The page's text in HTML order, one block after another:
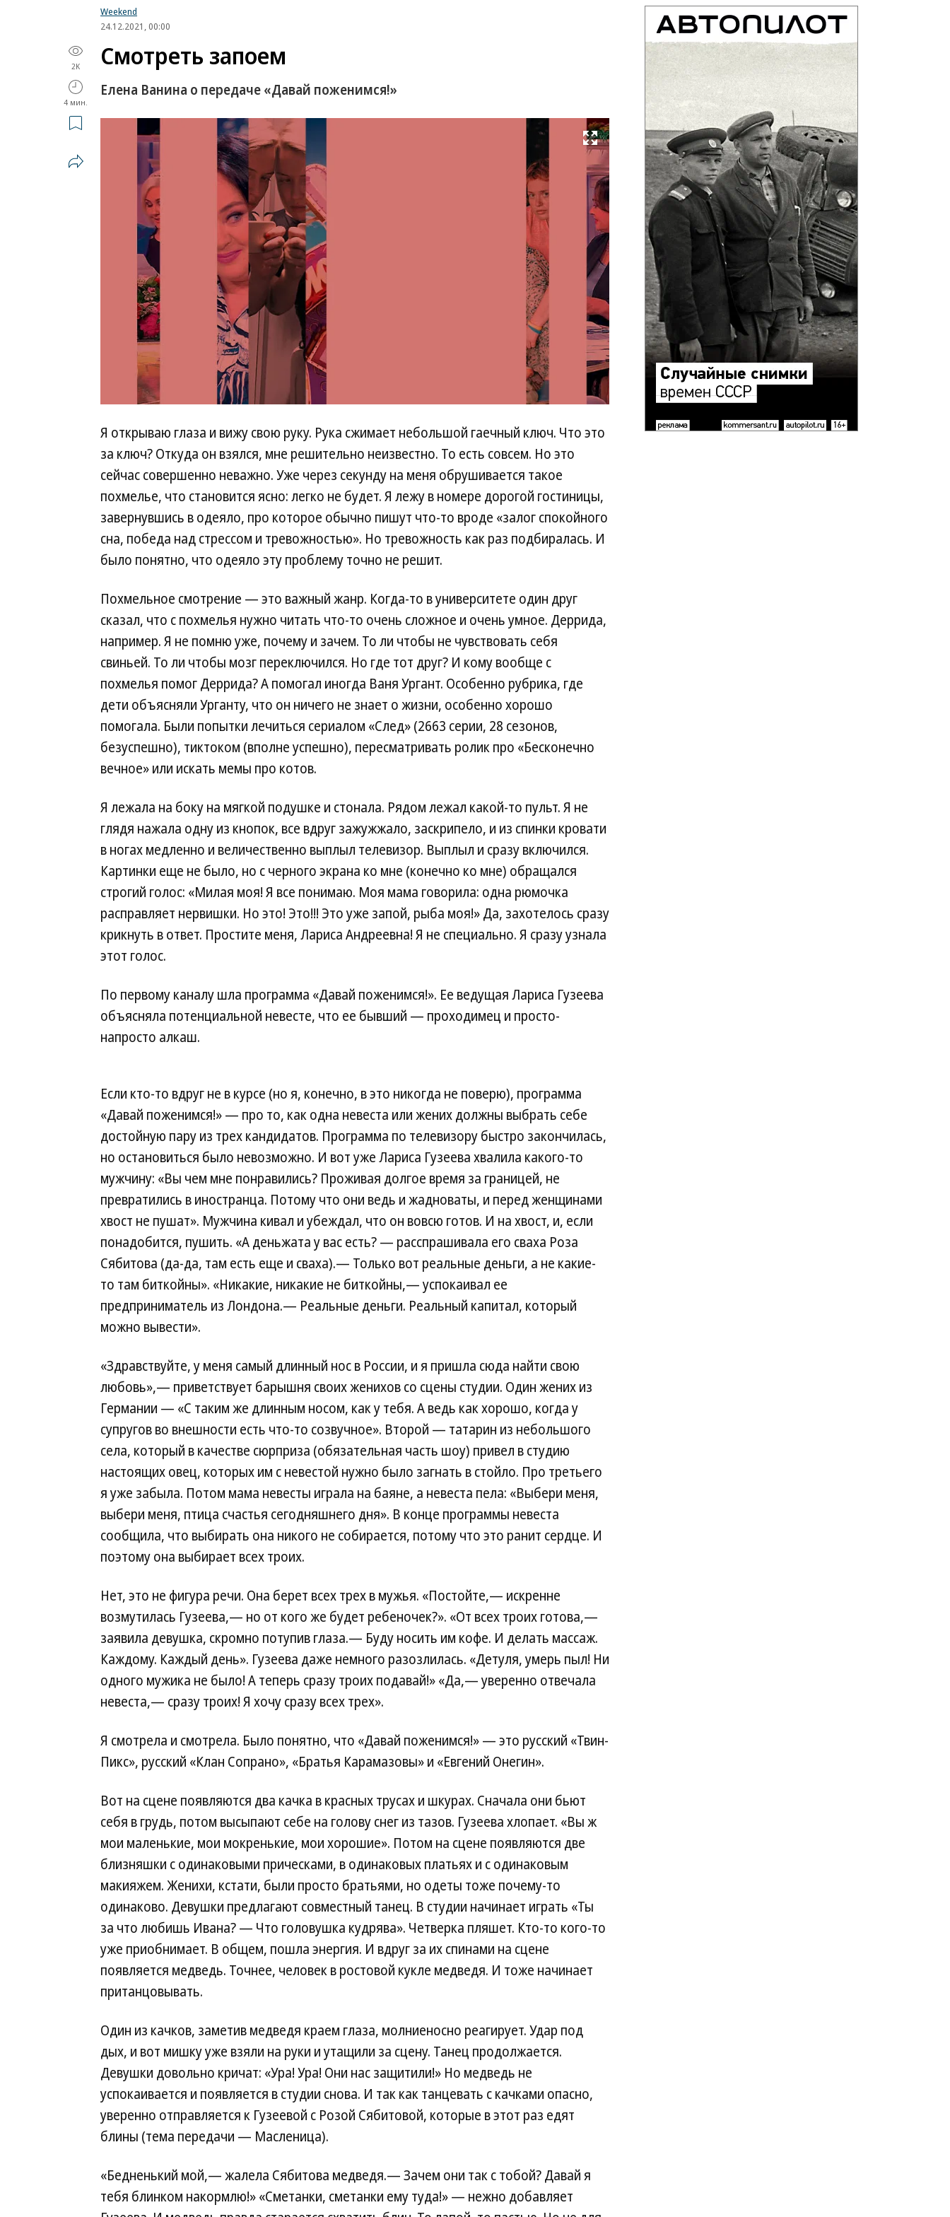
Weekend
24.12.2021, 00:00
2K
4 мин.
Смотреть запоем
Елена Ванина о передаче «Давай поженимся!»
Развернуть на весь экран
Я открываю глаза и вижу свою руку. Рука сжимает небольшой гаечный ключ. Что это
за ключ? Откуда он взялся, мне решительно неизвестно. То есть совсем. Но это
сейчас совершенно неважно. Уже через секунду на меня обрушивается такое
похмелье, что становится ясно: легко не будет. Я лежу в номере дорогой гостиницы,
завернувшись в одеяло, про которое обычно пишут что-то вроде «залог спокойного
сна, победа над стрессом и тревожностью». Но тревожность как раз подбиралась. И
было понятно, что одеяло эту проблему точно не решит.
Похмельное смотрение — это важный жанр. Когда-то в университете один друг
сказал, что с похмелья нужно читать что-то очень сложное и очень умное. Деррида,
например. Я не помню уже, почему и зачем. То ли чтобы не чувствовать себя
свиньей. То ли чтобы мозг переключился. Но где тот друг? И кому вообще с
похмелья помог Деррида? А помогал иногда Ваня Ургант. Особенно рубрика, где
дети объясняли Урганту, что он ничего не знает о жизни, особенно хорошо
помогала. Были попытки лечиться сериалом «След» (2663 серии, 28 сезонов,
безуспешно), тиктоком (вполне успешно), пересматривать ролик про «Бесконечно
вечное» или искать мемы про котов.
Я лежала на боку на мягкой подушке и стонала. Рядом лежал какой-то пульт. Я не
глядя нажала одну из кнопок, все вдруг зажужжало, заскрипело, и из спинки кровати
в ногах медленно и величественно выплыл телевизор. Выплыл и сразу включился.
Картинки еще не было, но с черного экрана ко мне (конечно ко мне) обращался
строгий голос: «Милая моя! Я все понимаю. Моя мама говорила: одна рюмочка
расправляет нервишки. Но это! Это!!! Это уже запой, рыба моя!» Да, захотелось сразу
крикнуть в ответ. Простите меня, Лариса Андреевна! Я не специально. Я сразу узнала
этот голос.
По первому каналу шла программа «Давай поженимся!». Ее ведущая Лариса Гузеева
объясняла потенциальной невесте, что ее бывший — проходимец и просто-
напросто алкаш.
Если кто-то вдруг не в курсе (но я, конечно, в это никогда не поверю), программа
«Давай поженимся!» — про то, как одна невеста или жених должны выбрать себе
достойную пару из трех кандидатов. Программа по телевизору быстро закончилась,
но остановиться было невозможно. И вот уже Лариса Гузеева хвалила какого-то
мужчину: «Вы чем мне понравились? Проживая долгое время за границей, не
превратились в иностранца. Потому что они ведь и жадноваты, и перед женщинами
хвост не пушат». Мужчина кивал и убеждал, что он вовсю готов. И на хвост, и, если
понадобится, пушить. «А деньжата у вас есть? — расспрашивала его сваха Роза
Сябитова (да-да, там есть еще и сваха).— Только вот реальные деньги, а не какие-
то там биткойны». «Никакие, никакие не биткойны,— успокаивал ее
предприниматель из Лондона.— Реальные деньги. Реальный капитал, который
можно вывести».
«Здравствуйте, у меня самый длинный нос в России, и я пришла сюда найти свою
любовь»,— приветствует барышня своих женихов со сцены студии. Один жених из
Германии — «С таким же длинным носом, как у тебя. А ведь как хорошо, когда у
супругов во внешности есть что-то созвучное». Второй — татарин из небольшого
села, который в качестве сюрприза (обязательная часть шоу) привел в студию
настоящих овец, которых им с невестой нужно было загнать в стойло. Про третьего
я уже забыла. Потом мама невесты играла на баяне, а невеста пела: «Выбери меня,
выбери меня, птица счастья сегодняшнего дня». В конце программы невеста
сообщила, что выбирать она никого не собирается, потому что это ранит сердце. И
поэтому она выбирает всех троих.
Нет, это не фигура речи. Она берет всех трех в мужья. «Постойте,— искренне
возмутилась Гузеева,— но от кого же будет ребеночек?». «От всех троих готова,—
заявила девушка, скромно потупив глаза.— Буду носить им кофе. И делать массаж.
Каждому. Каждый день». Гузеева даже немного разозлилась. «Детуля, умерь пыл! Ни
одного мужика не было! А теперь сразу троих подавай!» «Да,— уверенно отвечала
невеста,— сразу троих! Я хочу сразу всех трех».
Я смотрела и смотрела. Было понятно, что «Давай поженимся!» — это русский «Твин-
Пикс», русский «Клан Сопрано», «Братья Карамазовы» и «Евгений Онегин».
Вот на сцене появляются два качка в красных трусах и шкурах. Сначала они бьют
себя в грудь, потом высыпают себе на голову снег из тазов. Гузеева хлопает. «Вы ж
мои маленькие, мои мокренькие, мои хорошие». Потом на сцене появляются две
близняшки с одинаковыми прическами, в одинаковых платьях и с одинаковым
макияжем. Женихи, кстати, были просто братьями, но одеты тоже почему-то
одинаково. Девушки предлагают совместный танец. В студии начинает играть «Ты
за что любишь Ивана? — Что головушка кудрява». Четверка пляшет. Кто-то кого-то
уже приобнимает. В общем, пошла энергия. И вдруг за их спинами на сцене
появляется медведь. Точнее, человек в ростовой кукле медведя. И тоже начинает
пританцовывать.
Один из качков, заметив медведя краем глаза, молниеносно реагирует. Удар под
дых, и вот мишку уже взяли на руки и утащили за сцену. Танец продолжается.
Девушки довольно кричат: «Ура! Ура! Они нас защитили!» Но медведь не
успокаивается и появляется в студии снова. И так как танцевать с качками опасно,
уверенно отправляется к Гузеевой с Розой Сябитовой, которые в этот раз едят
блины (тема передачи — Масленица).
«Бедненький мой,— жалела Сябитова медведя.— Зачем они так с тобой? Давай я
тебя блинком накормлю!» «Сметанки, сметанки ему туда!» — нежно добавляет